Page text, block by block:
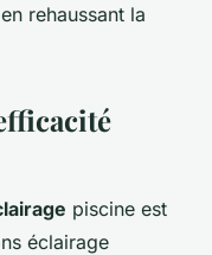
rehaussant la
piscine est
éclairage